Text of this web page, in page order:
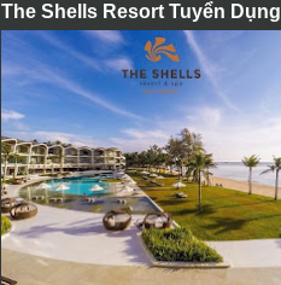
The Shells Resort Tuyển Dụng